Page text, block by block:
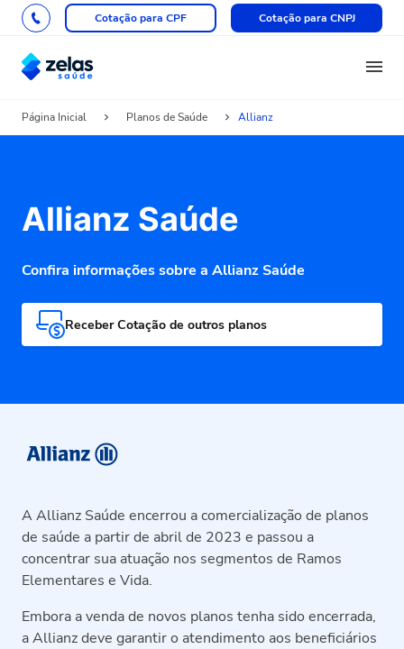
Cotação para CPF Cotação para CNPJ
Página Inicial Planos de Saúde Allianz
Allianz Saúde
Confira informações sobre a Allianz Saúde
Receber Cotação de outros planos
A Allianz Saúde encerrou a comercialização de planos
de saúde a partir de abril de 2023 e passou a
concentrar sua atuação nos segmentos de Ramos
Elementares e Vida.
Embora a venda de novos planos tenha sido encerrada,
a Allianz deve garantir o atendimento aos beneficiários